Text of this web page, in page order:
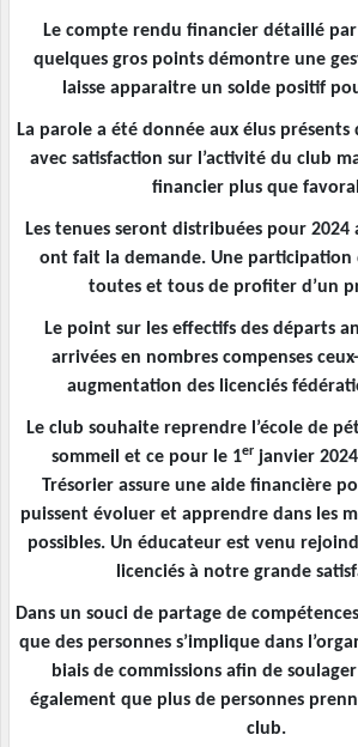
Le compte rendu financier détaillé
quelques gros points démontre une
laisse apparaitre un solde positif
La parole a été donnée aux élus présents
avec satisfaction sur l’activité du club
financier plus que
Les tenues seront distribuées pour 2024
ont fait la demande. Une participation
toutes et tous de profiter d’un
Le point sur les effectifs des départs
arrivées en nombres compenses
augmentation des licenciés
Le club souhaite reprendre l’école de
sommeil et ce pour le 1er janvier
Trésorier assure une aide financière
puissent évoluer et apprendre dans les
possibles. Un éducateur est venu
licenciés à notre grande
Dans un souci de partage de
que des personnes s’implique dans
biais de commissions afin de
également que plus de personnes
club.